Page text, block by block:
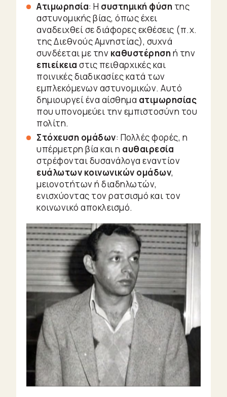
Ατιμωρησία: Η συστημική φύση της
αστυνομικής βίας, όπως έχει
αναδειχθεί σε διάφορες εκθέσεις (π.χ.
της Διεθνούς Αμνηστίας), συχνά
συνδέεται με την καθυστέρησηή την
επιείκεια στις πειθαρχικές και
ποινικές διαδικασίες κατά των
εμπλεκόμενων αστυνομικών. Αυτό
δημιουργεί ένα αίσθημα ατιμωρησίας
που υπονομεύει την εμπιστοσύνη του
πολίτη.
Στόχευση ομάδων: Πολλές φορές, η
υπέρμετρη βία και η αυθαιρεσία
στρέφονται δυσανάλογα εναντίον
ευάλωτων κοινωνικών ομάδων,
μειονοτήτων ή διαδηλωτών,
ενισχύοντας τον ρατσισμό και τον
κοινωνικό αποκλεισμό.